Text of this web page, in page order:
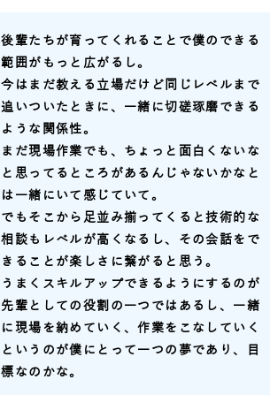
後輩たちが育ってくれることで僕のできる
範囲がもっと広がるし。
今はまだ教える立場だけど同じレベルまで
追いついたときに、一緒に切磋琢磨できる
ような関係性。
まだ現場作業でも、ちょっと面白くないな
と思ってるところがあるんじゃないかなと
は一緒にいて感じていて。
でもそこから足並み揃ってくると技術的な
相談もレベルが高くなるし、その会話をで
きることが楽しさに繋がると思う。
うまくスキルアップできるようにするのが
先輩としての役割の一つではあるし、一緒
に現場を納めていく、作業をこなしていく
というのが僕にとって一つの夢であり、目
標なのかな。